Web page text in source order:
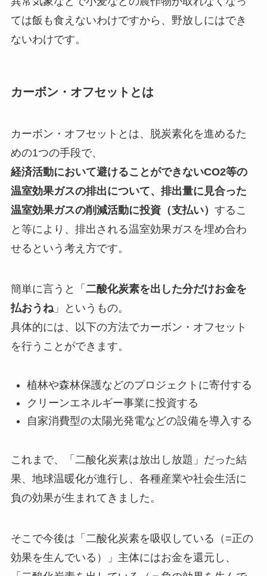
ては飯も食えないわけですから、野放しにはでき
ないわけです。
カーボン・オフセットとは
カーボン・オフセットとは、脱炭素化を進めるた
めの1つの手段で、
経済活動において避けることができないCO2等の
温室効果ガスの排出について、排出量に見合った
温室効果ガスの削減活動に投資（支払い） するこ
と等により、排出される温室効果ガスを埋め合わ
せるという考え方です。
簡単に言うと「 二酸化炭素を出した分だけお金を
払おうね」というもの。
具体的には、以下の方法でカーボン・オフセット
を行うことができます。
植林や森林保護などのプロジェクトに寄付する
クリーンエネルギー事業に投資する
自家消費型の太陽光発電などの設備を導入する
これまで、「二酸化炭素は放出し放題」だった結
果、地球温暖化が進行し、各種産業や社会生活に
負の効果が生まれてきました。
そこで今後は「二酸化炭素を吸収している（=正の
効果を生んでいる）」主体にはお金を還元 し、